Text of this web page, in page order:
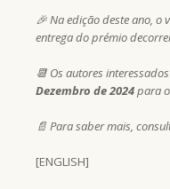
🎉 Na edição deste ano, o
entrega do prémio
📆 Os autores
Dezembro de 2024para
📄 Para saber mais,
[ENGLISH]